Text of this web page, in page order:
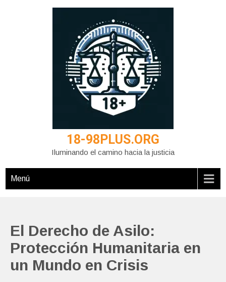
18-98PLUS.ORG
Iluminando el camino hacia la justicia
Menú
El Derecho de Asilo:
Protección Humanitaria en
un Mundo en Crisis